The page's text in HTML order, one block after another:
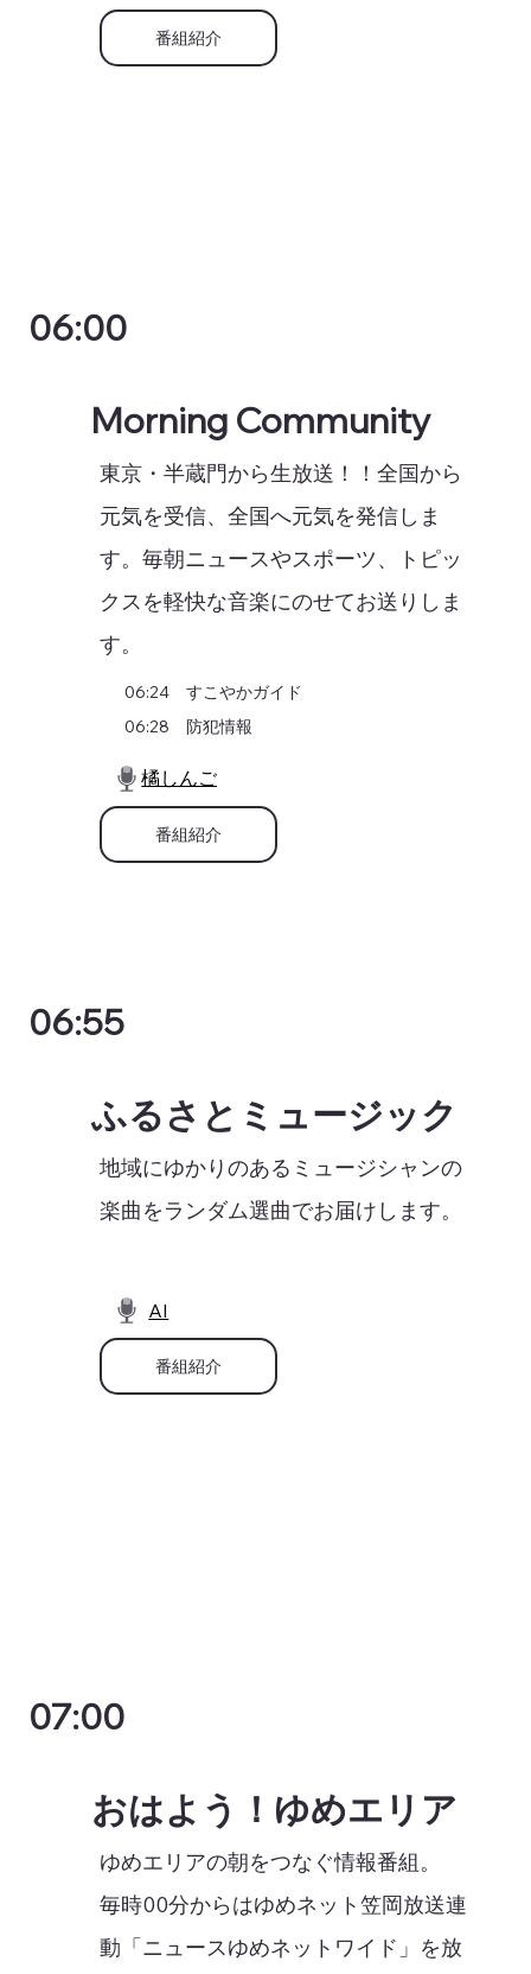
番組紹介
06:00
Morning Community
東京・半蔵門から生放送！！全国から
元気を受信、全国へ元気を発信しま
す。毎朝ニュースやスポーツ、トピッ
クスを軽快な音楽にのせてお送りしま
す。
06:24 すこやかガイド
06:28 防犯情報
橘しんご
番組紹介
06:55
ふるさとミュージック
地域にゆかりのあるミュージシャンの
楽曲をランダム選曲でお届けします。
AI
番組紹介
07:00
おはよう！ゆめエリア
ゆめエリアの朝をつなぐ情報番組。
毎時00分からはゆめネット笠岡放送連
動「ニュースゆめネットワイド」を放